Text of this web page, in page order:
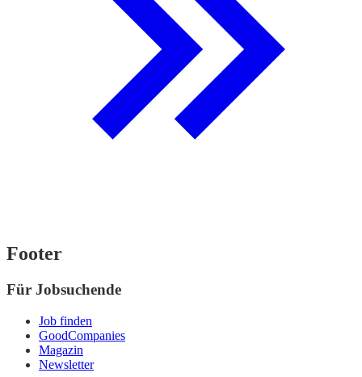
Footer
Für Jobsuchende
Job finden
GoodCompanies
Magazin
Newsletter